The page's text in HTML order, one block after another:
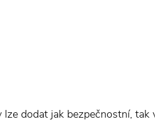
dodat jak bezpečnostní, tak